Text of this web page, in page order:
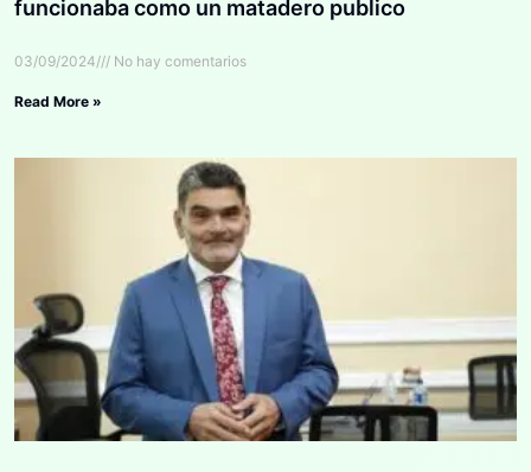
funcionaba como un matadero publico
03/09/2024 No hay comentarios
Read More »